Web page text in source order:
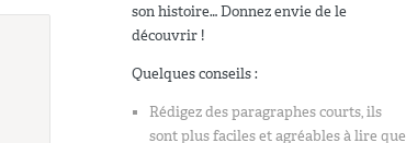
son histoire… Donnez envie de le
découvrir !
Quelques conseils :
Rédigez des paragraphes courts, ils
sont plus faciles et agréables à lire que